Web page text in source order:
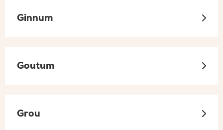
Ginnum
Goutum
Grou